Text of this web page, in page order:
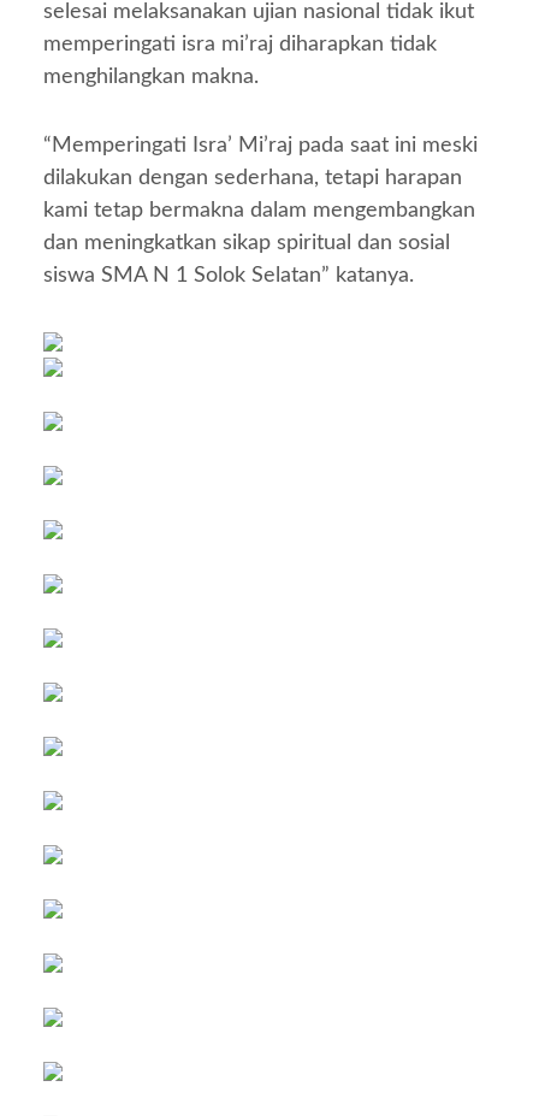
selesai melaksanakan ujian nasional tidak ikut
memperingati isra mi’raj diharapkan tidak
menghilangkan makna.
“Memperingati Isra’ Mi’raj pada saat ini meski
dilakukan dengan sederhana, tetapi harapan
kami tetap bermakna dalam mengembangkan
dan meningkatkan sikap spiritual dan sosial
siswa SMA N 1 Solok Selatan” katanya.